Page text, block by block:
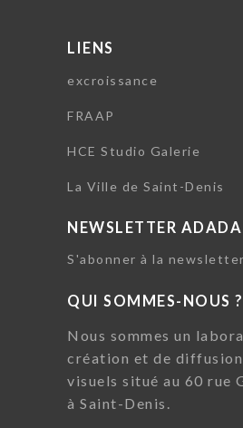
LIENS
excroissance
FRAAP
HCE Studio Galerie
La Ville de Saint-Denis
NEWSLETTER ADADA
S'abonner à la
QUI SOMMES-NOUS ?
Nous sommes un
création et de
visuels situé au 60 rue
à Saint-Denis.